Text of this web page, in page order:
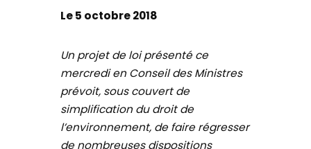
Le 5 octobre 2018
Un projet de loi présenté ce
mercredi en Conseil des Ministres
prévoit, sous couvert de
simplification du droit de
l’environnement, de faire régresser
de nombreuses dispositions